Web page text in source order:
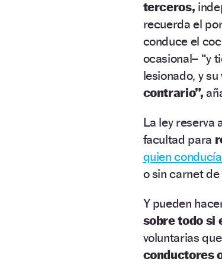
terceros,
recuerda el
conduce el
ocasional– “y
lesionado, y
contrario”,
La ley reserva
facultad para
quien
o sin carnet
Y pueden
sobre todo si
voluntarias
conductores